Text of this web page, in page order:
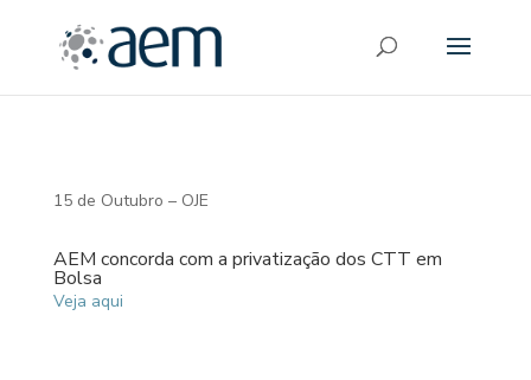
15 de Outubro – OJE
AEM concorda com a privatização dos CTT em
Bolsa
Veja aqui